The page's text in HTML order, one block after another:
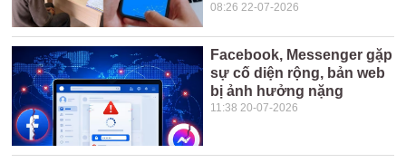
08:26 22-07-2026
Facebook, Messenger gặp
sự cố diện rộng, bản web
bị ảnh hưởng nặng
11:38 20-07-2026